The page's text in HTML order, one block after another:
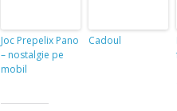
Joc Prepelix Pano
– nostalgie pe
mobil
Cadoul